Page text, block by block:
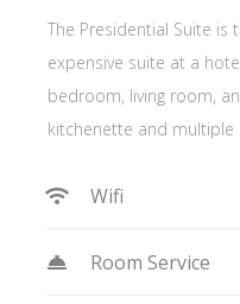
The Presidential Suite
expensive suite at a
bedroom, living room,
kitchenette and multiple
Wifi
Room Service